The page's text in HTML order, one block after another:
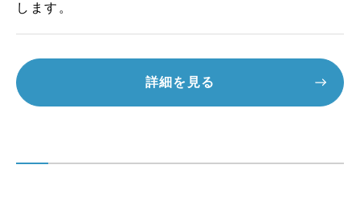
します。
詳細を見る